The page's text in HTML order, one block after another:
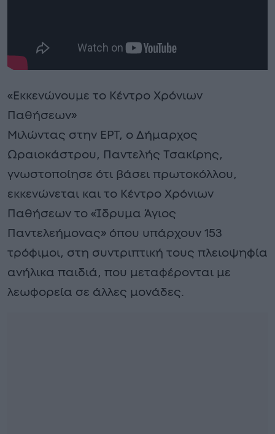
«Εκκενώνουμε το Κέντρο Χρόνιων
Παθήσεων»
Μιλώντας στην ΕΡΤ, ο Δήμαρχος
Ωραιοκάστρου, Παντελής Τσακίρης,
γνωστοποίησε ότι βάσει πρωτοκόλλου,
εκκενώνεται και το Κέντρο Χρόνιων
Παθήσεων το «Ίδρυμα Άγιος
Παντελεήμονας» όπου υπάρχουν 153
τρόφιμοι, στη συντριπτική τους πλειοψηφία
ανήλικα παιδιά, που μεταφέρονται με
λεωφορεία σε άλλες μονάδες.